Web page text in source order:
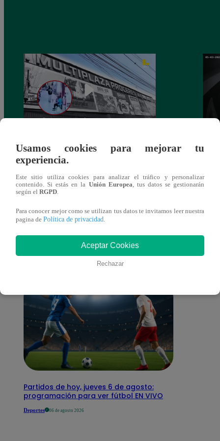
Asesinan a comerciante ferretero dentro de
galería en San Juan de Lurigancho
También te puede
interesar
Partidos de hoy, jueves 6 de agosto:
programación para ver fútbol EN VIVO
Deportes 06 de agosto 2026
Usamos cookies para mejorar tu
experiencia.
Este sitio utiliza cookies para analizar el tráfico y personalizar
contenido. Si estás en la Unión Europea, tus datos se gestionarán
según el RGPD.
Para conocer mejor como se utilizan tus datos te invitamos leer nuestra
pagina de Política de privacidad.
Aceptar Cookies
Rechazar